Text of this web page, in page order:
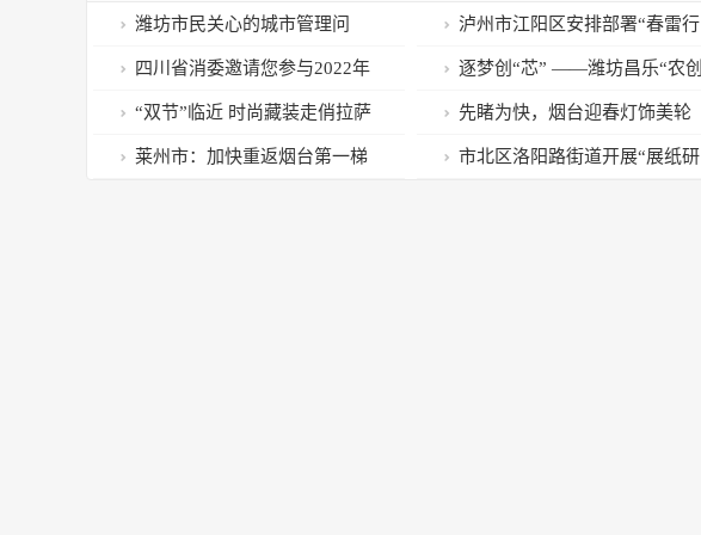
潍坊市民关心的城市管理问
题，答复来了！
泸州市江阳区安排部署“春雷行
动2023”专项执法行动
四川省消委邀请您参与2022年
度消费者满意度问卷调查
逐梦创“芯” ——潍坊昌乐“农创
客”李永卫的创业故事
“双节”临近 时尚藏装走俏拉萨
市场
先睹为快，烟台迎春灯饰美轮
美奂
莱州市：加快重返烟台第一梯 市北区洛阳路街道开展“展纸研